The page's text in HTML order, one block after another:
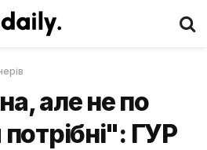
але не по
ГУР